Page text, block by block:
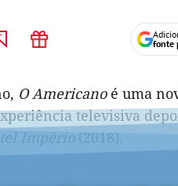
fonte
O Americanoé uma
televisiva
Império(2018).